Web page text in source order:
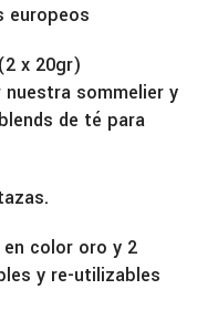
europeos
x 20gr)
sommelier y
de té para
color oro y 2
y re-utilizables